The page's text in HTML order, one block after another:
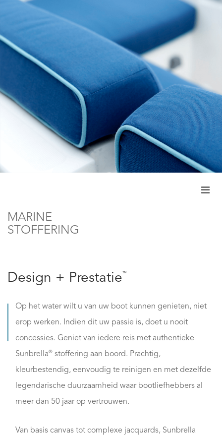
MARINE
STOFFERING
Design + Prestatie ™
Op het water wilt u van uw boot kunnen genieten, niet
erop werken. Indien dit uw passie is, doet u nooit
concessies. Geniet van iedere reis met authentieke
Sunbrella® stoffering aan boord. Prachtig,
kleurbestendig, eenvoudig te reinigen en met dezelfde
legendarische duurzaamheid waar bootliefhebbers al
meer dan 50 jaar op vertrouwen.
Van basis canvas tot complexe jacquards, Sunbrella